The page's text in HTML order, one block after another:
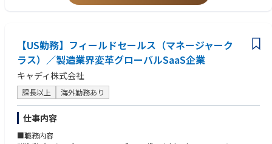
【US勤務】フィールドセールス（マネージャーク
ラス）／製造業界変革グローバルSaaS企業
キャディ株式会社
課長以上 海外勤務あり
仕事内容
■職務内容